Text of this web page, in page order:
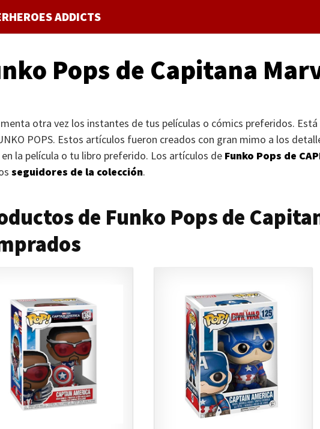
ADDICTS
Pops de Capitana
otra vez los instantes de tus películas o cómics preferidos.
POPS. Estos artículos fueron creados con gran mimo a los
la película o tu libro preferido. Los artículos de Funko Pops de
seguidores de la colección.
de Funko Pops de